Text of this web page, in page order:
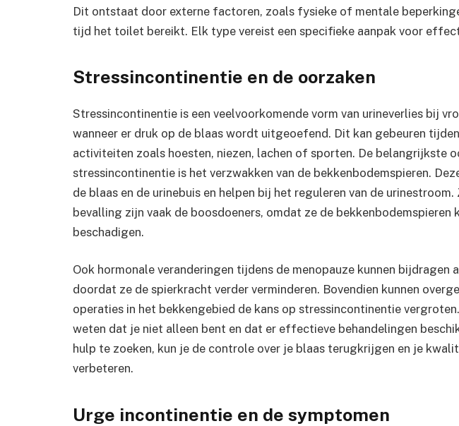
Dit ontstaat door externe factoren, zoals fysieke of mentale
tijd het toilet bereikt. Elk type vereist een specifieke aanpak voor
Stressincontinentie en de oorzaken
Stressincontinentie is een veelvoorkomende vorm van urineverlies bij
wanneer er druk op de blaas wordt uitgeoefend. Dit kan gebeuren
activiteiten zoals hoesten, niezen, lachen of sporten. De belangrijkste
stressincontinentie is het verzwakken van de bekkenbodemspieren.
de blaas en de urinebuis en helpen bij het reguleren van de urinestroom.
bevalling zijn vaak de boosdoeners, omdat ze de bekkenbodemspieren
beschadigen.
Ook hormonale veranderingen tijdens de menopauze kunnen bijdragen
doordat ze de spierkracht verder verminderen. Bovendien kunnen
operaties in het bekkengebied de kans op stressincontinentie
weten dat je niet alleen bent en dat er effectieve behandelingen
hulp te zoeken, kun je de controle over je blaas terugkrijgen en je
verbeteren.
Urge incontinentie en de symptomen